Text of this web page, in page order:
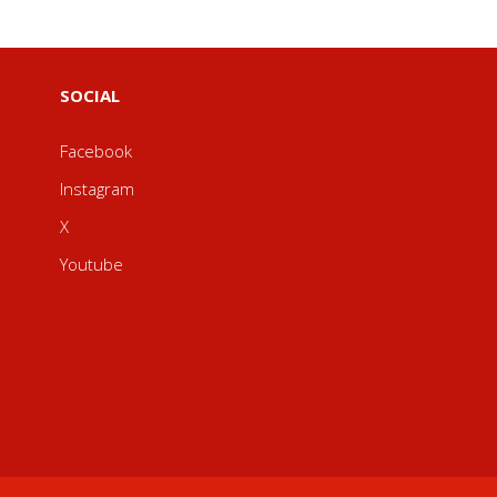
SOCIAL
Facebook
Instagram
X
Youtube